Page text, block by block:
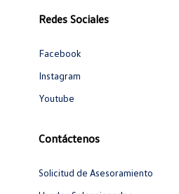
Redes Sociales
Facebook
Instagram
Youtube
Contáctenos
Solicitud de Asesoramiento